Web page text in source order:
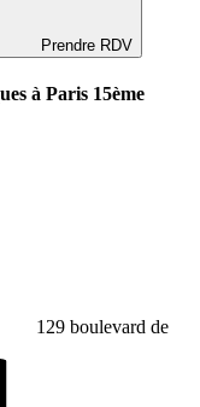
Prendre RDV
à Paris 15ème
129 boulevard de